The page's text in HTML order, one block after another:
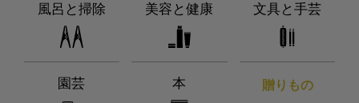
風呂と掃除 美容と健康 文具と手芸
園芸 本 贈りもの